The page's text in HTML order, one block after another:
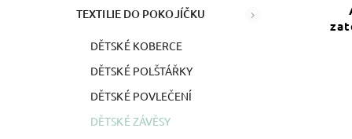
TEXTILIE DO POKOJÍČKU
DĚTSKÉ KOBERCE
DĚTSKÉ POLŠTÁŘKY
DĚTSKÉ POVLEČENÍ
DĚTSKÉ ZÁVĚSY